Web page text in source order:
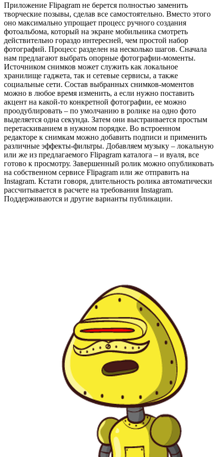
Приложение Flipagram не берется полностью заменить
творческие позывы, сделав все самостоятельно. Вместо этого
оно максимально упрощает процесс ручного создания
фотоальбома, который на экране мобильника смотреть
действительно гораздо интересней, чем простой набор
фотографий. Процесс разделен на несколько шагов. Сначала
нам предлагают выбрать опорные фотографии-моменты.
Источником снимков может служить как локальное
хранилище гаджета, так и сетевые сервисы, а также
социальные сети. Состав выбранных снимков-моментов
можно в любое время изменить, а если нужно поставить
акцент на какой-то конкретной фотографии, ее можно
проoдублировать – по умолчанию в ролике на одно фото
выделяется одна секунда. Затем они выстраивается простым
перетаскиванием в нужном порядке. Во встроенном
редакторе к снимкам можно добавить подписи и применить
различные эффекты-фильтры. Добавляем музыку – локальную
или же из предлагаемого Flipagram каталога – и вуаля, все
готово к просмотру. Завершенный ролик можно опубликовать
на собственном сервисе Flipagram или же отправить на
Instagram. Кстати говоря, длительность ролика автоматически
рассчитывается в расчете на требования Instagram.
Поддерживаются и другие варианты публикации.